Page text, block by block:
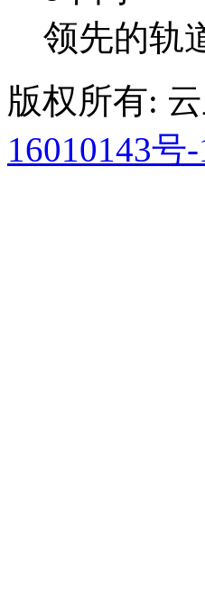
领先的轨
版权所有:
16010143号-